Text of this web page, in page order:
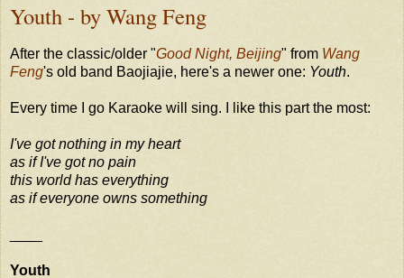
Youth - by Wang Feng
After the classic/older "Good Night, Beijing" from Wang
Feng's old band Baojiajie, here's a newer one: Youth.
Every time I go Karaoke will sing. I like this part the most:
I've got nothing in my heart
as if I've got no pain
this world has everything
as if everyone owns something
Youth